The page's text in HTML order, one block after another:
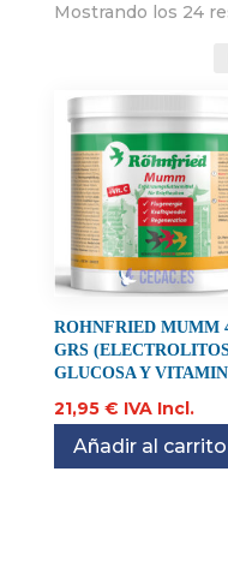
Mostrando los 24
ROHNFRIED MUMM
GRS
GLUCOSA Y
21,95 € IVA Incl.
Añadir al carrito